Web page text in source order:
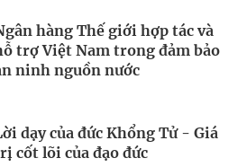
hàng Thế giới hợp tác và
trợ Việt Nam trong đảm bảo
ninh nguồn nước
dạy của đức Khổng Tử - Giá
cốt lõi của đạo đức